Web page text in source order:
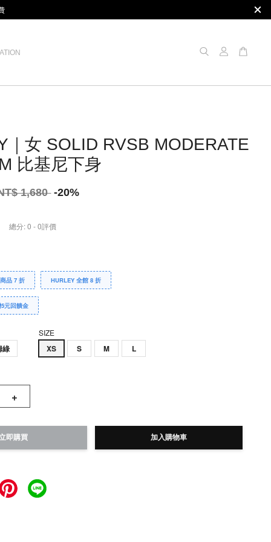
｜女 SOLID RVSB MODERATE
比基尼下身
1,680 -20%
總分:0 -0評價
品 7 折 HURLEY 全館 8 折
元回饋金
綠
SIZE
XS S M L
+
即購買 加入購物車